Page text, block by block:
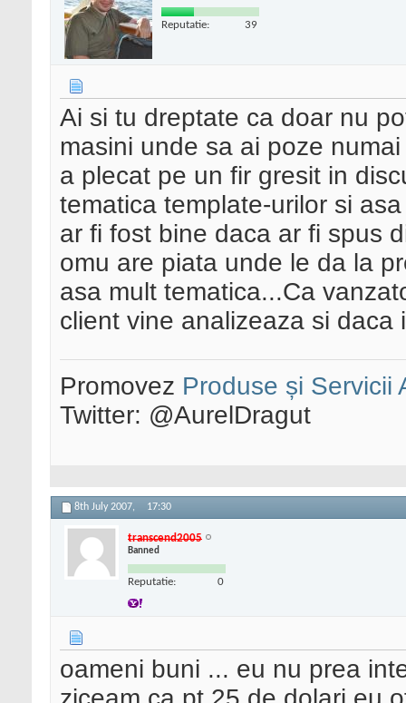
Reputatie: 39
Ai si tu dreptate ca doar nu
masini unde sa ai poze
a plecat pe un fir gresit in
tematica template-urilor si
ar fi fost bine daca ar fi spus
omu are piata unde le da la
asa mult tematica...Ca
client vine analizeaza si
Promovez Produse și Servicii
Twitter: @AurelDragut
8th July 2007, 17:30
transcend2005
Banned
Reputatie: 0
oameni buni ... eu nu prea